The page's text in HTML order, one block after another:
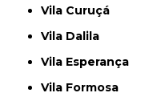
Vila Curuçá
Vila Dalila
Vila Esperança
Vila Formosa